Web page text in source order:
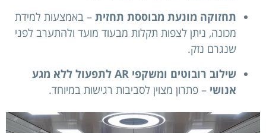
תחזוקה מונעת מבוססת תחזית – באמצעות למידת
מכונה, ניתן לצפות תקלות מבעוד מועד ולהתערב לפני
שנגרם נזק.
שילוב רובוטים ומשקפי AR לתפעול ללא מגע
אנושי – פתרון מצוין לסביבות רגישות במיוחד.